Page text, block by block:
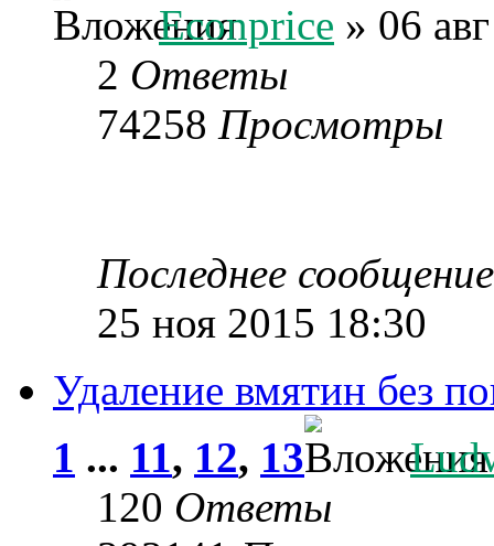
Econprice » 06
2 Ответы
74258 Просмотры
Последнее
25 ноя 2015 18:30
Удаление вмятин без
1 ... 11, 12, 13
120 Ответы